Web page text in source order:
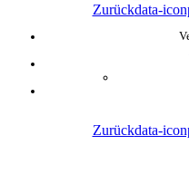
Zurückdata-
Zurückdata-